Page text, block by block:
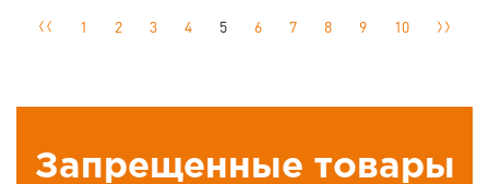
1 2 3 4 5 6 7 8 9 10
Запрещенные товары